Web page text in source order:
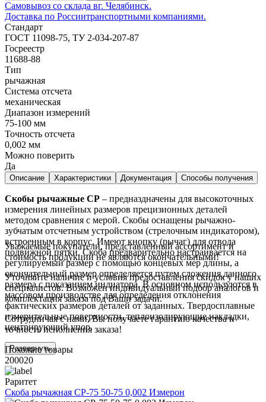
Самовывоз со склада вг. Челябинск.
Доставка по Россиитранспортными компаниями.
Стандарт
ГОСТ 11098-75, ТУ 2-034-207-87
Госреестр
11688-88
Тип
рычажная
Система отсчета
механическая
Диапазон измерений
75-100 мм
Точность отсчета
0,002 мм
Можно поверить
Да
Описание Характеристики Документация Способы получения
Скобы рычажные СР – предназдначены для высокоточных
измерения линейных размеров прецизионных деталей
методом сравнения с мерой. Скобы оснащены рычажно-
зубчатым отсчетным устройством (стрелочным индикатором),
встроенным в корпус. Имеют кнопку (рычаг) для отвода
подвижной пятки. Скоба предварительно настраивается на
регулируемый размер с помощью концевых мер длины, а
окончательный размер определяется путем сложения данного
размера с показанием индиатора. В основном используются в
массовом производстве для определения отклонения
фактических размеров деталей от заданных. Твердосплавные
измерительные поверхности, теплоизолирующие накладки,
центрирующий упор.
Развернуть
Уважаемые покупатели, представленный ассортимент и
стоимость продукции не являются окончательными!
Уточняйте наличие и условия предоставления скидок у наших
специалистов. Возможен индивидуальный подбор аналогов и
комплектация заказа под Ваши задачи.
Сотрудничая с нами, Вы получаете гарантию качества и
точность исполнения заказа!
Похожие товары
200020
Раритет
Скоба рычажная СР-75 50-75 0,002 Измерон